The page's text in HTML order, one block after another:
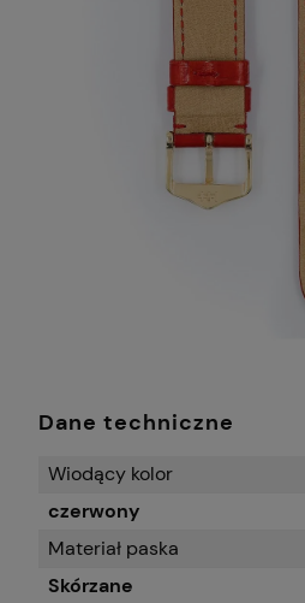
Dane techniczne
Wiodący kolor
czerwony
Materiał paska
Skórzane